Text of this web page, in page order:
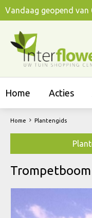
Ga
naar
Home Plantengids
Vandaag geopend van
Home Acties
Trompetboom